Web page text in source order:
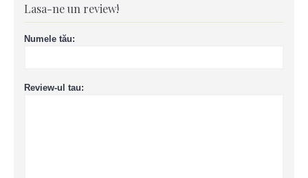
Lasa-ne un review!
Numele tău:
Review-ul tau: